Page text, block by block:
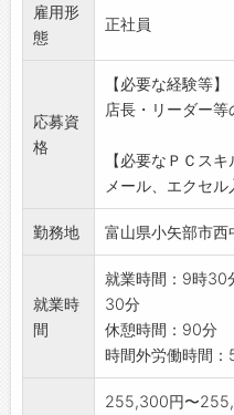
[請負業務]
雇用形
態
正社員
応募資
格
【必要な経験等】
店長・リーダー
【必要なＰＣスキ
メール、エクセ
勤務地 富山県小矢部市
就業時
間
就業時間：9時30
30分
休憩時間：90分
時間外労働時間：
255,300円〜